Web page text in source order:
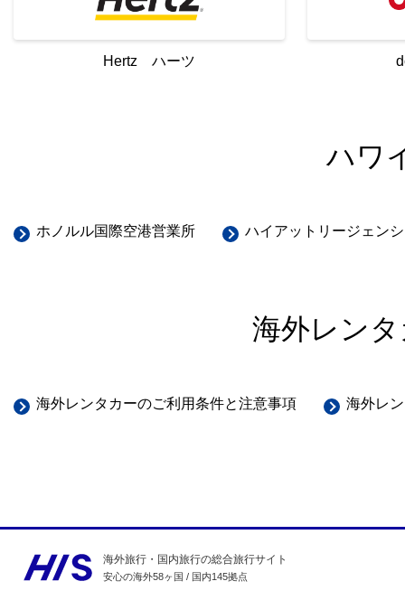
Hertz ハーツ
ハワ
ホノルル国際空港営業所 ハイアットリージェン
海外レン
海外レンタカーのご利用条件と注意事項 海外レ
海外旅行・国内旅行の総合旅行サイト
安心の海外58ヶ国 / 国内145拠点